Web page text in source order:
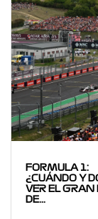
FORMULA 1:
¿CUÁNDO Y
VER EL GRAN
DE…